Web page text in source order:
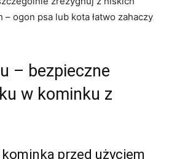
ogon psa lub kota łatwo zahaczy
– bezpieczne
w kominku z
przed użyciem